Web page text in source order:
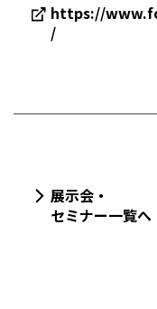
https://
/
展示会・
セミナー一覧へ